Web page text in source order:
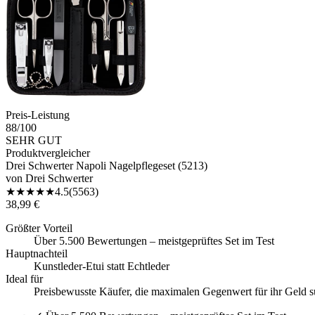
Preis-Leistung
88/100
SEHR GUT
Produktvergleicher
Drei Schwerter Napoli Nagelpflegeset (5213)
von Drei Schwerter
★★★★★4.5(5563)
38,99 €
Größter Vorteil
Über 5.500 Bewertungen – meistgeprüftes Set im Test
Hauptnachteil
Kunstleder-Etui statt Echtleder
Ideal für
Preisbewusste Käufer, die maximalen Gegenwert für ihr Geld